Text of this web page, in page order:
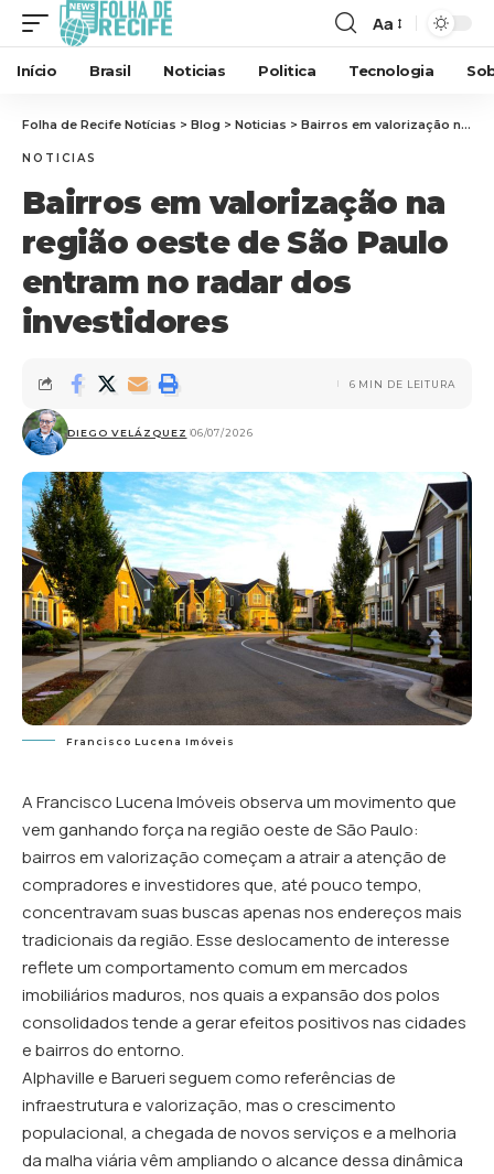
Aa
Início Brasil Noticias Politica Tecnologia
Folha de Recife Notícias > Blog > Noticias > Bairros em valorização na região oeste de São Paulo entram no radar dos investidores
NOTICIAS
Bairros em valorização na
região oeste de São Paulo
entram no radar dos
investidores
DIEGO VELÁZQUEZ 06/07/2026
6 MIN DE LEITURA
Francisco Lucena Imóveis
A Francisco Lucena Imóveis observa um movimento que
vem ganhando força na região oeste de São Paulo:
bairros em valorização começam a atrair a atenção de
compradores e investidores que, até pouco tempo,
concentravam suas buscas apenas nos endereços mais
tradicionais da região. Esse deslocamento de interesse
reflete um comportamento comum em mercados
imobiliários maduros, nos quais a expansão dos polos
consolidados tende a gerar efeitos positivos nas cidades
e bairros do entorno.
Alphaville e Barueri seguem como referências de
infraestrutura e valorização, mas o crescimento
populacional, a chegada de novos serviços e a melhoria
da malha viária vêm ampliando o alcance dessa dinâmica